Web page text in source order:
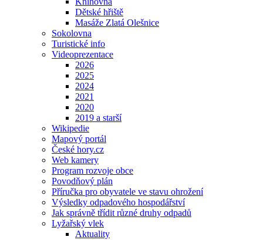
Dětské hřiště
Masáže Zlatá Olešnice
Sokolovna
Turistické info
Videoprezentace
2026
2025
2024
2021
2020
2019 a starší
Wikipedie
Mapový portál
České hory.cz
Web kamery
Program rozvoje obce
Povodňový plán
Příručka pro obyvatele ve stavu ohrožení
Výsledky odpadového hospodářství
Jak správně třídit různé druhy odpadů
Lyžařský vlek
Aktuality